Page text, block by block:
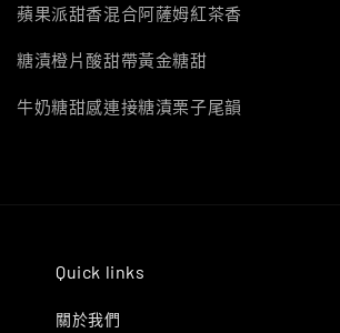
蘋果派甜香混合阿薩姆紅茶香
糖漬橙片酸甜帶黃金糖甜
牛奶糖甜感連接糖漬栗子尾韻
Quick links
關於我們